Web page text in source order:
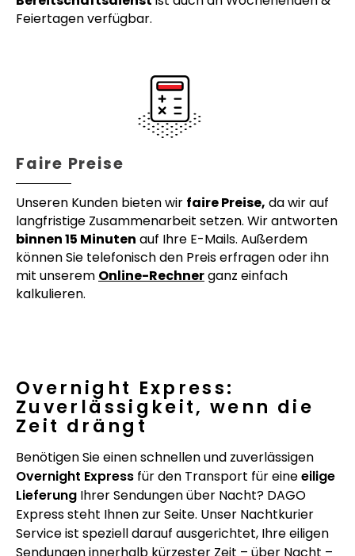
Feiertagen verfügbar.
Faire Preise
Unseren Kunden bieten wir faire Preise, da wir auf
langfristige Zusammenarbeit setzen. Wir antworten
binnen 15 Minuten auf Ihre E-Mails. Außerdem
können Sie telefonisch den Preis erfragen oder ihn
mit unserem Online-Rechnerganz einfach
kalkulieren.
Overnight Express:
Zuverlässigkeit, wenn die
Zeit drängt
Benötigen Sie einen schnellen und zuverlässigen
Overnight Express für den Transport für eineeilige
Lieferung Ihrer Sendungen über Nacht? DAGO
Express steht Ihnen zur Seite. Unser Nachtkurier
Service ist speziell darauf ausgerichtet, Ihre eiligen
Sendungen innerhalb kürzester Zeit – über Nacht –